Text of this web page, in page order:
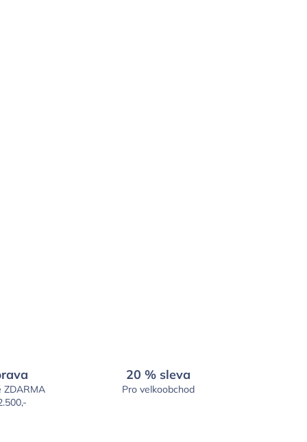
ZDARMA
20 % sleva
Pro velkoobchod